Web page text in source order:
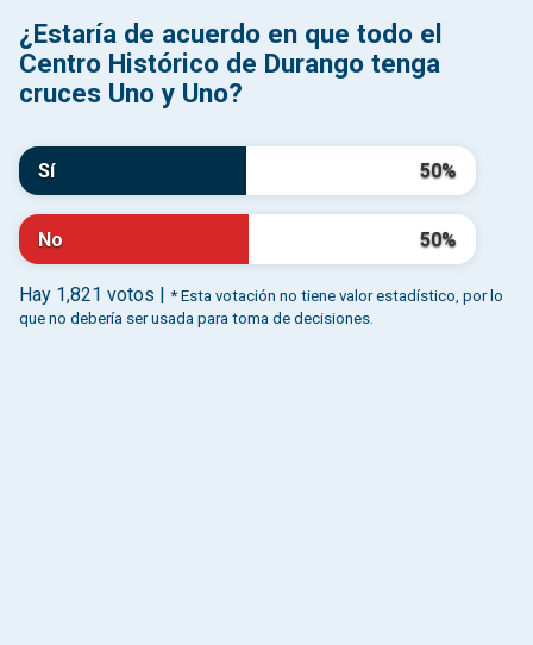
¿Estaría de acuerdo en que todo el
Centro Histórico de Durango tenga
cruces Uno y Uno?
Sí 50%
No 50%
Hay 1,821 votos | * Esta votación no tiene valor estadístico, por lo
que no debería ser usada para toma de decisiones.